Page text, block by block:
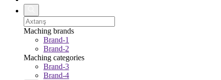
Maching brands
Brand-1
Brand-2
Maching categories
Brand-3
Brand-4